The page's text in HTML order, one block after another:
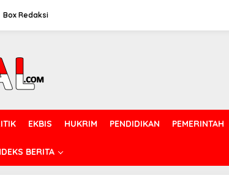
Box Redaksi
EKBIS HUKRIM PENDIDIKAN PEMERINTAH
BERITA